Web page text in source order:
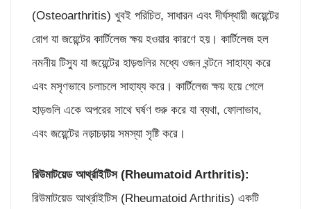
(Osteoarthritis) খুবই পরিচিত, সাধারন এবং দীর্ঘস্থায়ী জয়েন্টের
রোগ যা জয়েন্টের কার্টিলেজ ক্ষয় হওয়ার কারণে হয়। কার্টিলেজ হল
নমনীয় টিস্যু যা জয়েন্টের হাড়গুলির মধ্যে ওজন বন্টনে সাহায্য করে
এবং মসৃণভাবে চলাচলে সাহায্য করে। কার্টিলেজ ক্ষয় হয়ে গেলে
হাড়গুলি একে অপরের সাথে ঘর্ষণ শুরু করে যা ব্যথা, ফোলাভাব,
এবং জয়েন্টের নড়াচড়ায় সমস্যা সৃষ্টি করে।
রিউমাটয়েড আর্থ্রাইটিস (Rheumatoid Arthritis):
রিউমাটয়েড আর্থ্রাইটিস (Rheumatoid Arthritis) একটি